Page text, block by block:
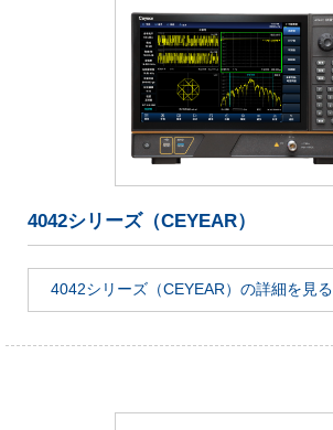
4042シリーズ（CEYEAR）
4042シリーズ（CEYEAR）の詳細を見る